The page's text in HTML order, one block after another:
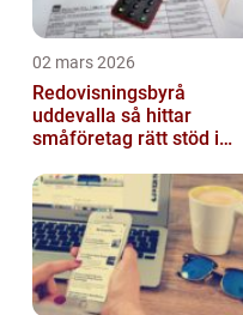
02 mars 2026
Redovisningsbyrå
uddevalla så hittar
småföretag rätt stöd i